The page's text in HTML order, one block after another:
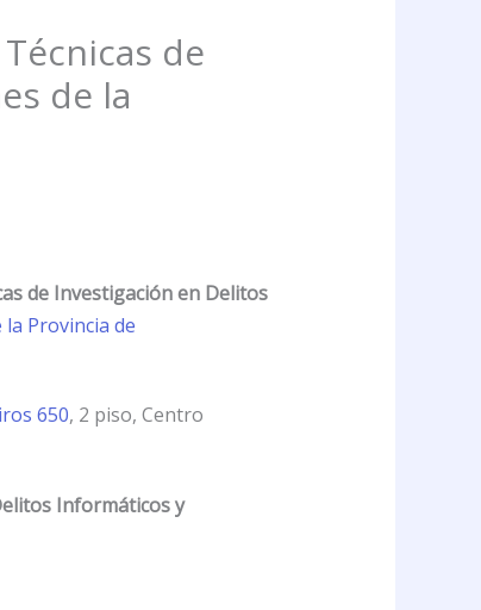
de
de la
de Investigación en Delitos
Provincia de
650, 2 piso, Centro
Informáticos y